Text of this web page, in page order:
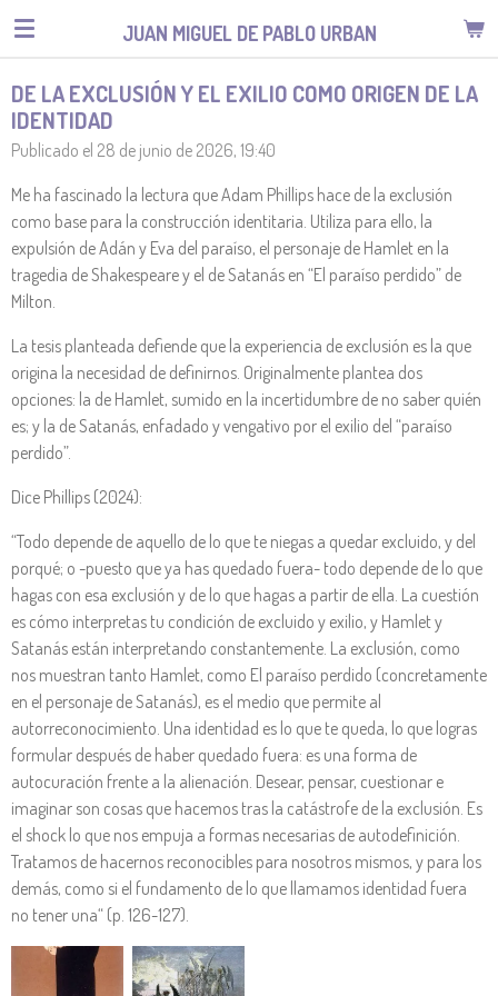
Ir
principal
JUAN MIGUEL DE PABLO URBAN
DE LA EXCLUSIÓN Y EL EXILIO COMO ORIGEN DE LA
IDENTIDAD
Publicado el 28 de junio de 2026, 19:40
Me ha fascinado la lectura que Adam Phillips hace de la exclusión
como base para la construcción identitaria. Utiliza para ello, la
expulsión de Adán y Eva del paraíso, el personaje de Hamlet en la
tragedia de Shakespeare y el de Satanás en “El paraíso perdido” de
Milton.
La tesis planteada defiende que la experiencia de exclusión es la que
origina la necesidad de definirnos. Originalmente plantea dos
opciones: la de Hamlet, sumido en la incertidumbre de no saber quién
es; y la de Satanás, enfadado y vengativo por el exilio del “paraíso
perdido”.
Dice Phillips (2024):
“Todo depende de aquello de lo que te niegas a quedar excluido, y del
porqué; o -puesto que ya has quedado fuera- todo depende de lo que
hagas con esa exclusión y de lo que hagas a partir de ella. La cuestión
es cómo interpretas tu condición de excluido y exilio, y Hamlet y
Satanás están interpretando constantemente. La exclusión, como
nos muestran tanto Hamlet, como El paraíso perdido (concretamente
en el personaje de Satanás), es el medio que permite al
autorreconocimiento. Una identidad es lo que te queda, lo que logras
formular después de haber quedado fuera: es una forma de
autocuración frente a la alienación. Desear, pensar, cuestionar e
imaginar son cosas que hacemos tras la catástrofe de la exclusión. Es
el shock lo que nos empuja a formas necesarias de autodefinición.
Tratamos de hacernos reconocibles para nosotros mismos, y para los
demás, como si el fundamento de lo que llamamos identidad fuera
no tener una“ (p. 126-127).